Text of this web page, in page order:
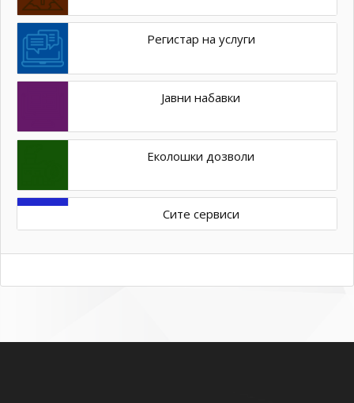
Регистар на услуги
Јавни набавки
Еколошки дозволи
Сите сервиси